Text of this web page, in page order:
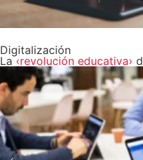
Digitalización
La‹revolución educativa›